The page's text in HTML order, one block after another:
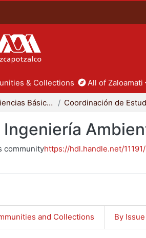
& Collections All of Zaloamati
División de Ciencias Básicas e Ingeniería
Ingeniería
communityhttps://hdl.handle.net/
and Collections By